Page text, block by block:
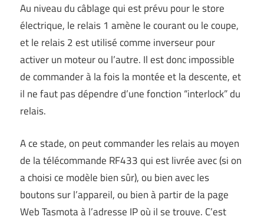
Au niveau du câblage qui est prévu pour le store
électrique, le relais 1 amène le courant ou le coupe,
et le relais 2 est utilisé comme inverseur pour
activer un moteur ou l’autre. Il est donc impossible
de commander à la fois la montée et la descente, et
il ne faut pas dépendre d’une fonction “interlock” du
relais.
A ce stade, on peut commander les relais au moyen
de la télécommande RF433 qui est livrée avec (si on
a choisi ce modèle bien sûr), ou bien avec les
boutons sur l’appareil, ou bien à partir de la page
Web Tasmota à l’adresse IP où il se trouve. C’est